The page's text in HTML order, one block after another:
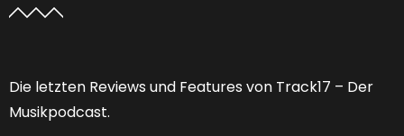
Die letzten Reviews und Features von Track17 – Der
Musikpodcast.